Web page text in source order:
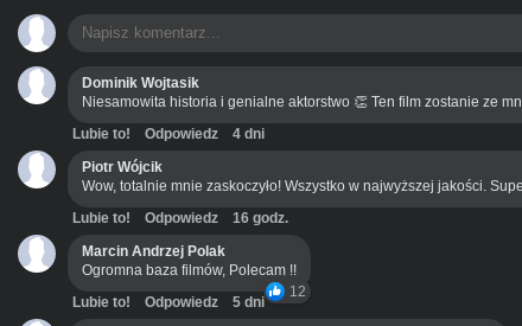
Dominik Wojtasik
Niesamowita historia i genialne aktorstwo 👏 Ten film zostanie ze
Lubie to! Odpowiedz
4 dni
Piotr Wójcik
Wow, totalnie mnie zaskoczyło! Wszystko w najwyższej jakości.
Lubie to! Odpowiedz
16 godz.
Marcin Andrzej Polak
Ogromna baza filmów, Polecam !!
12
Lubie to! Odpowiedz
5 dni